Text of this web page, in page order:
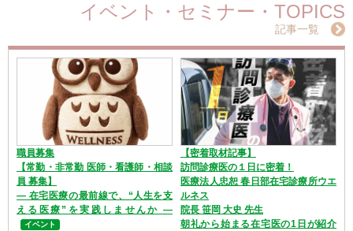
イベント・セミナー・TOPICS
記事一覧
職員募集
【常勤・非常勤 医師・看護師・相談
員 募集】
― 在宅医療の最前線で、“人生を支
える医療”を実践しませんか ―
イベント
【密着取材記事】
訪問診療医の１日に密着！
医療法人忠恕 春日部在宅診療所ウエ
ルネス
院長 笹岡 大史 先生
朝礼から始まる在宅医の1日が紹介